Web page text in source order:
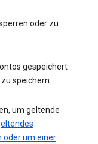
oder zu
gespeichert
speichern.
um geltende
oder um einer